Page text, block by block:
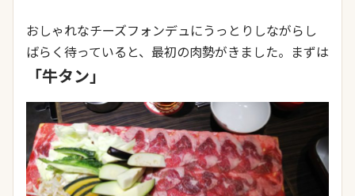
おしゃれなチーズフォンデュにうっとりしながらし
ばらく待っていると、最初の肉勢がきました。まずは
「牛タン」